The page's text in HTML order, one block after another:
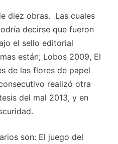
diez obras. Las cuales
decirse que fueron
el sello editorial
están; Lobos 2009, El
de las flores de papel
realizó otra
del mal 2013, y en
son: El juego del